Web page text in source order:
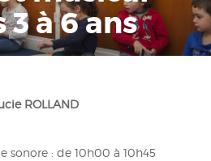
à 6 ans
ROLLAND
sonore : de 10h00 à 10h45